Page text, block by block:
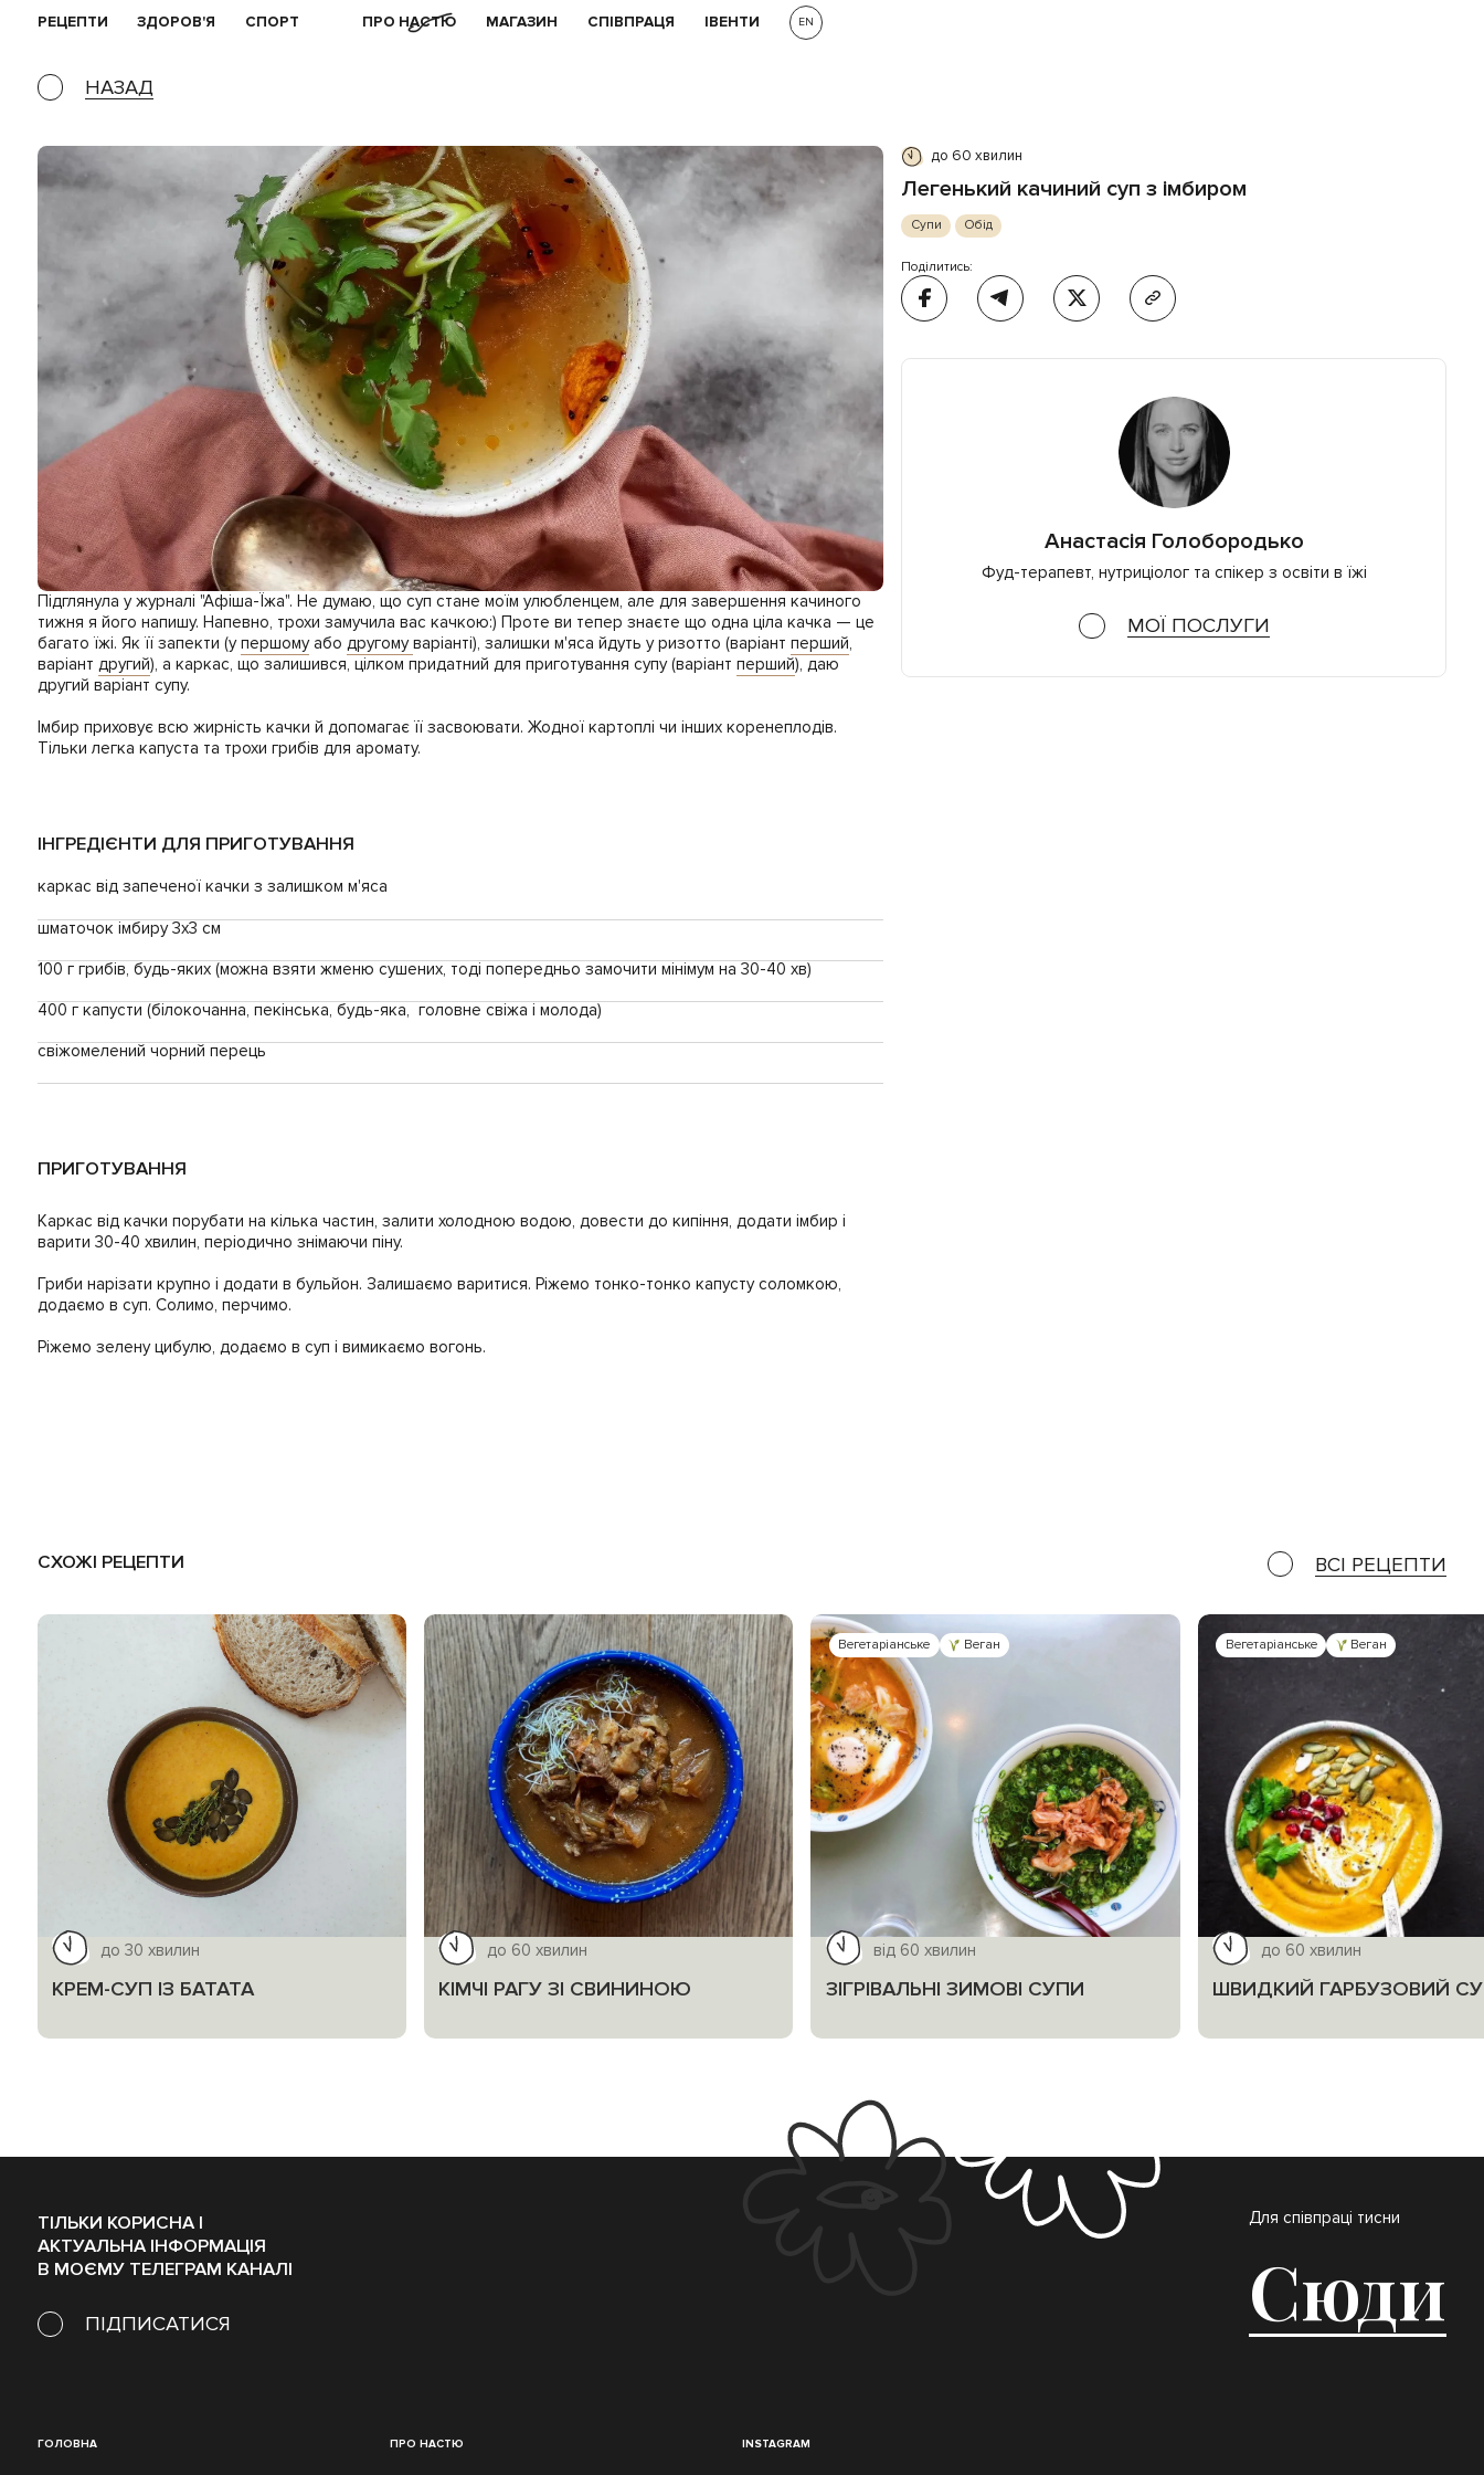
EN
РЕЦЕПТИ ЗДОРОВ'Я СПОРТ ПРО НАСТЮ МАГАЗИН СПІВПРАЦЯ ІВЕНТИ
НАЗАД
Підглянула у журналі "Афіша-Їжа". Не думаю, що суп стане моїм улюбленцем, але для завершення качиного
тижня я його напишу. Напевно, трохи замучила вас качкою:) Проте ви тепер знаєте що одна ціла качка — це
багато їжі. Як її запекти (упершомуабо другомуваріанті), залишки м'яса йдуть у ризотто (варіант перший,
варіант другий), а каркас, що залишився, цілком придатний для приготування супу (варіант перший), даю
другий варіант супу.
Імбир приховує всю жирність качки й допомагає її засвоювати. Жодної картоплі чи інших коренеплодів.
Тільки легка капуста та трохи грибів для аромату.
ІНГРЕДІЄНТИ ДЛЯ ПРИГОТУВАННЯ
каркас від запеченої качки з залишком м'яса
шматочок імбиру 3х3 см
100 г грибів, будь-яких (можна взяти жменю сушених, тоді попередньо замочити мінімум на 30-40 хв)
400 г капусти (білокочанна, пекінська, будь-яка, головне свіжа і молода)
свіжомелений чорний перець
ПРИГОТУВАННЯ
Каркас від качки порубати на кілька частин, залити холодною водою, довести до кипіння, додати імбир і
варити 30-40 хвилин, періодично знімаючи піну.
Гриби нарізати крупно і додати в бульйон. Залишаємо варитися. Ріжемо тонко-тонко капусту соломкою,
додаємо в суп. Солимо, перчимо.
Ріжемо зелену цибулю, додаємо в суп і вимикаємо вогонь.
до 60 хвилин
Легенький качиний суп з імбиром
Супи Обід
Поділитись:
Анастасія Голобородько
Фуд-терапевт, нутриціолог та спікер з освіти в їжі
МОЇ ПОСЛУГИ
СХОЖІ РЕЦЕПТИ ВСІ РЕЦЕПТИ
до 30 хвилин
КРЕМ-СУП ІЗ БАТАТА
до 60 хвилин
КІМЧІ РАГУ ЗІ СВИНИНОЮ
Вегетаріанське Веган
від 60 хвилин
ЗІГРІВАЛЬНІ ЗИМОВІ СУПИ
Вегетаріанське Веган
до 60 хвилин
ШВИДКИЙ ГАРБУЗОВИЙ
ТІЛЬКИ КОРИСНА І
АКТУАЛЬНА ІНФОРМАЦІЯ
В МОЄМУ ТЕЛЕГРАМ КАНАЛІ
ПІДПИСАТИСЯ
Для співпраці тисни
Сюди
ГОЛОВНА ПРО НАСТЮ INSTAGRAM